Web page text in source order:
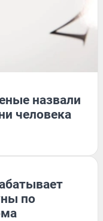
назвали
человека
по